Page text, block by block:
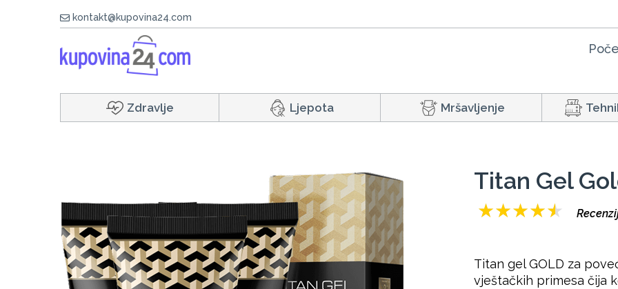
kontakt@kupovina24.com
Zdravlje Ljepota Mršavljenje
Titan Gel
★★★★★
Titan gel GOLD za
vještačkih primesa čija